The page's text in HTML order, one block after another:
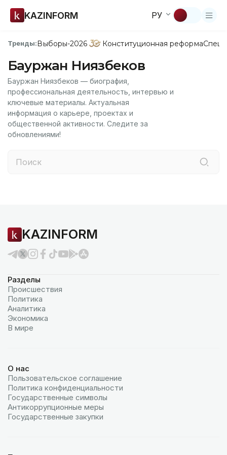
KAZINFORM РУ
Тренды:Выборы-2026 Конституционная реформа
Бауржан Ниязбеков
Бауржан Ниязбеков — биография,
профессиональная деятельность, интервью и
ключевые материалы. Актуальная
информация о карьере, проектах и
общественной активности. Следите за
обновлениями!
KAZINFORM
Разделы
Происшествия
Политика
Аналитика
Экономика
В мире
О нас
Пользовательское соглашение
Политика конфиденциальности
Государственные символы
Антикоррупционные меры
Государственные закупки